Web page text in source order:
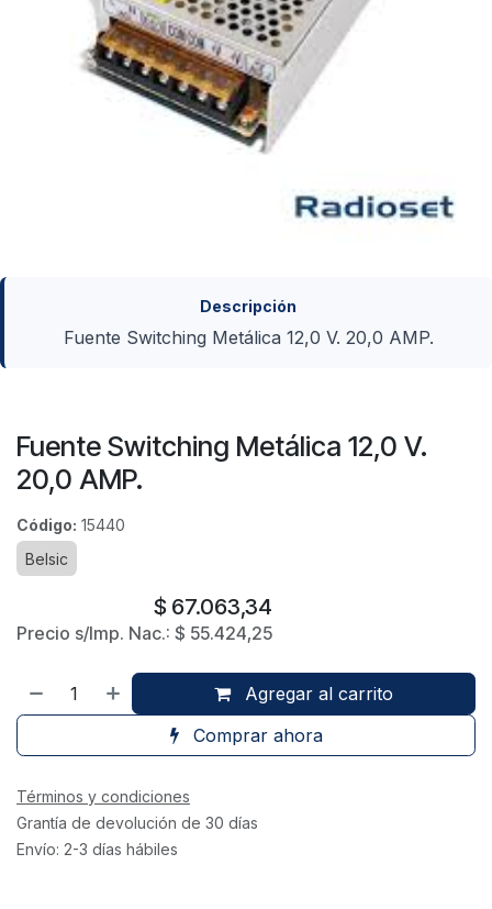
Descripción
Fuente Switching Metálica 12,0 V. 20,0 AMP.
Fuente Switching Metálica 12,0 V.
20,0 AMP.
Código: 15440
Belsic
$ 67.063,34
Precio s/Imp. Nac.: $ 55.424,25
Agregar al carrito
Comprar ahora
Términos y condiciones
Grantía de devolución de 30 días
Envío: 2-3 días hábiles